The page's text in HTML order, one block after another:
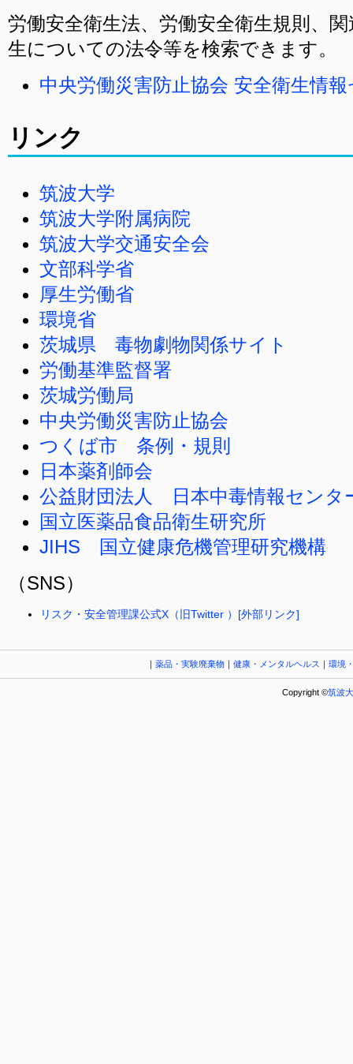
労働安全衛生法、労働安全衛生規則、
生についての法令等を検索できます。
中央労働災害防止協会 安全衛生情
リンク
筑波大学
筑波大学附属病院
筑波大学交通安全会
文部科学省
厚生労働省
環境省
茨城県 毒物劇物関係サイト
労働基準監督署
茨城労働局
中央労働災害防止協会
つくば市 条例・規則
日本薬剤師会
公益財団法人 日本中毒情報センタ
国立医薬品食品衛生研究所
JIHS 国立健康危機管理研究機構
（SNS）
リスク・安全管理課公式X（旧Twitter ）[外部リンク]
｜薬品・実験廃棄物 ｜健康・メンタルヘルス ｜環境
Copyright ©筑波